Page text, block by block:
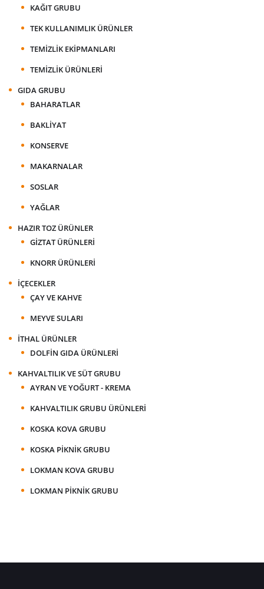
KAĞIT GRUBU
TEK KULLANIMLIK ÜRÜNLER
TEMIZLIK EKIPMANLARI
TEMIZLIK ÜRÜNLERI
GIDA GRUBU
BAHARATLAR
BAKLIYAT
KONSERVE
MAKARNALAR
SOSLAR
YAĞLAR
HAZIR TOZ ÜRÜNLER
GIZTAT ÜRÜNLERI
KNORR ÜRÜNLERI
İÇECEKLER
ÇAY VE KAHVE
MEYVE SULARI
İTHAL ÜRÜNLER
DOLFIN GIDA ÜRÜNLERI
KAHVALTILIK VE SÜT GRUBU
AYRAN VE YOĞURT - KREMA
KAHVALTILIK GRUBU ÜRÜNLERI
KOSKA KOVA GRUBU
KOSKA PIKNIK GRUBU
LOKMAN KOVA GRUBU
LOKMAN PIKNIK GRUBU